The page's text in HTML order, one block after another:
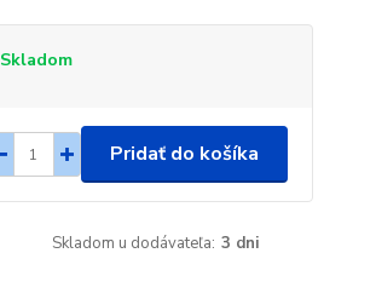
Skladom
Pridať do košíka
Skladom u dodávateľa: 3 dni